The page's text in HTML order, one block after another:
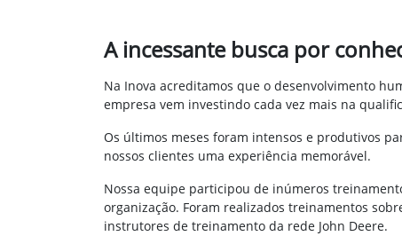
A incessante busca por
Na Inova acreditamos que o desenvolvimento
empresa vem investindo cada vez mais na
Os últimos meses foram intensos e produtivos
nossos clientes uma experiência memorável.
Nossa equipe participou de inúmeros
organização. Foram realizados treinamentos
instrutores de treinamento da rede John Deere.